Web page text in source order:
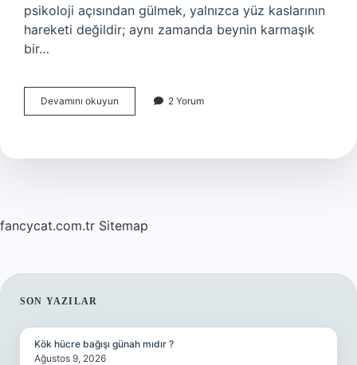
psikoloji açısından gülmek, yalnızca yüz kaslarının
hareketi değildir; aynı zamanda beynin karmaşık
bir…
Devamını okuyun
anlamı
?
2 Yorum
fancycat.com.tr Sitemap
SIDEBAR
SON YAZILAR
Kök hücre bağışı günah mıdır ?
Ağustos 9, 2026